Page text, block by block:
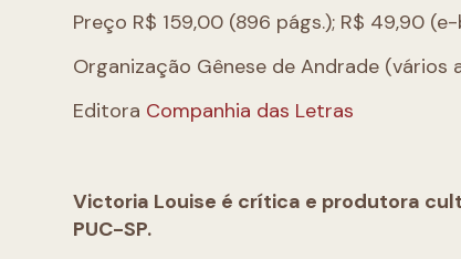
Preço R$ 159,00 (896 págs.); R$ 49,90
Organização Gênese de Andrade (vários
Editora Companhia das Letras
Victoria Louise é crítica e produtora
PUC-SP.